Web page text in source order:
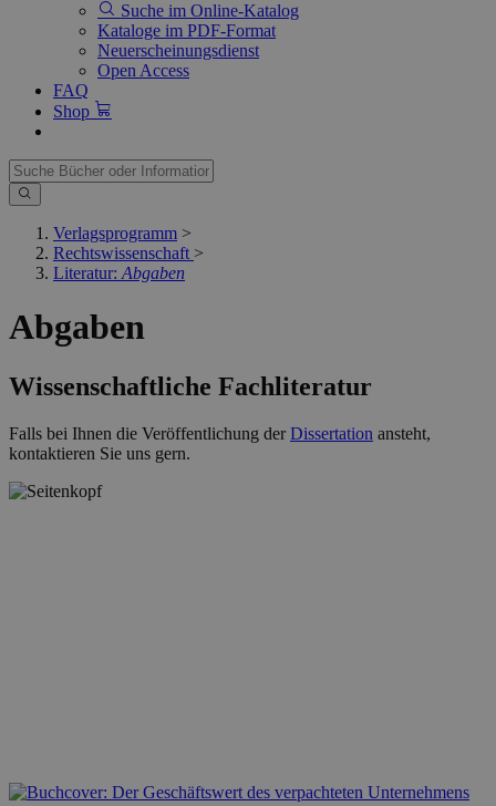
Suche im Online-Katalog
Kataloge im PDF-Format
Neuerscheinungsdienst
Open Access
FAQ
Shop
Verlagsprogramm >
Rechtswissenschaft >
Literatur: Abgaben
Abgaben
Wissenschaftliche Fachliteratur
Falls bei Ihnen die Veröffentlichung derDissertation ansteht,
kontaktieren Sie uns gern.